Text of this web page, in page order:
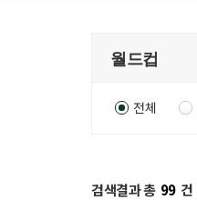
전체
검색결과 총 99 건